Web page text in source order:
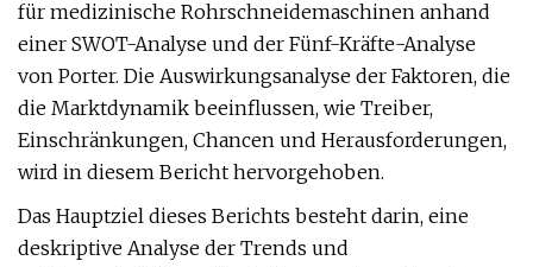
für medizinische Rohrschneidemaschinen anhand
einer SWOT-Analyse und der Fünf-Kräfte-Analyse
von Porter. Die Auswirkungsanalyse der Faktoren, die
die Marktdynamik beeinflussen, wie Treiber,
Einschränkungen, Chancen und Herausforderungen,
wird in diesem Bericht hervorgehoben.
Das Hauptziel dieses Berichts besteht darin, eine
deskriptive Analyse der Trends und